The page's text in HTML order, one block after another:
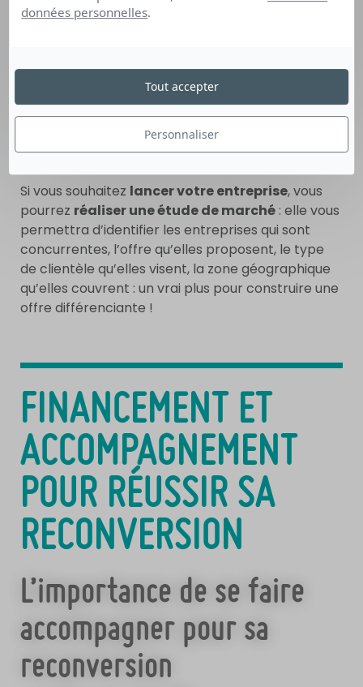
recherchée sur le marché de l’emploi
afin de recevoir de nouvelles offres. Cette étape
vous permet de vous rendre compte du volume
de demandes et des types de profils recherchés :
niveau de diplômes, formation nécessaire, années
expérience requises…
Si vous souhaitez lancer votre entreprise, vous
pourrez réaliser une étude de marché : elle vous
permettra d’identifier les entreprises qui sont
concurrentes, l’offre qu’elles proposent, le type
de clientèle qu’elles visent, la zone géographique
qu’elles couvrent : un vrai plus pour construire une
offre différenciante !
FINANCEMENT ET
ACCOMPAGNEMENT
POUR RÉUSSIR SA
RECONVERSION
L’importance de se faire
accompagner pour sa
reconversion
données personnelles.
Personnaliser
Tout accepter